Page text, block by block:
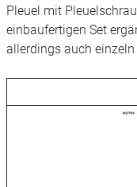
Pleuel mit
einbaufertigen Set
allerdings auch einzeln